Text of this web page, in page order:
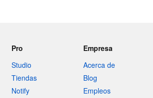
Pro
Studio
Tiendas
Notify
Empresa
Acerca de
Blog
Empleos